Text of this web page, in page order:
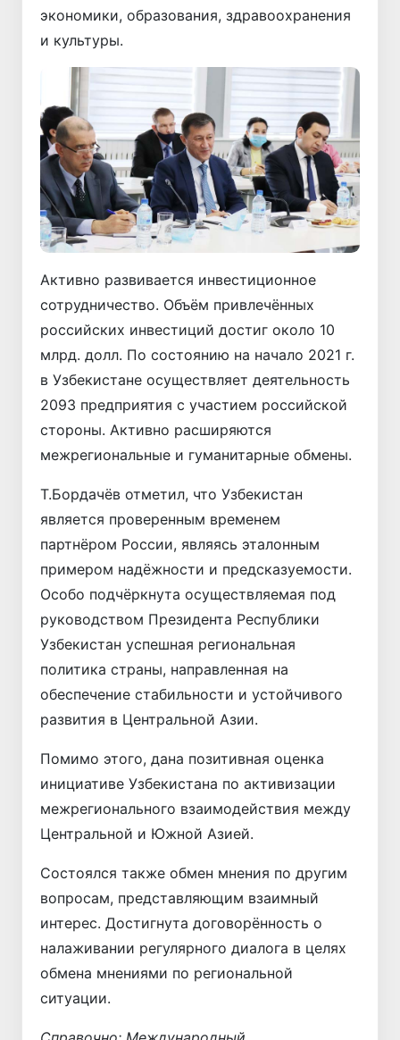
экономики, образования, здравоохранения
и культуры.
Активно развивается инвестиционное
сотрудничество. Объём привлечённых
российских инвестиций достиг около 10
млрд. долл. По состоянию на начало 2021 г.
в Узбекистане осуществляет деятельность
2093 предприятия с участием российской
стороны. Активно расширяются
межрегиональные и гуманитарные обмены.
Т.Бордачёв отметил, что Узбекистан
является проверенным временем
партнёром России, являясь эталонным
примером надёжности и предсказуемости.
Особо подчёркнута осуществляемая под
руководством Президента Республики
Узбекистан успешная региональная
политика страны, направленная на
обеспечение стабильности и устойчивого
развития в Центральной Азии.
Помимо этого, дана позитивная оценка
инициативе Узбекистана по активизации
межрегионального взаимодействия между
Центральной и Южной Азией.
Состоялся также обмен мнения по другим
вопросам, представляющим взаимный
интерес. Достигнута договорённость о
налаживании регулярного диалога в целях
обмена мнениями по региональной
ситуации.